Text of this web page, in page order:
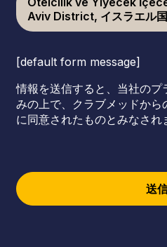
Aviv District, イスラエル国
[default form message]
情報を送信すると、当社の
みの上で、クラブメッドか
に同意されたものとみなされ
送